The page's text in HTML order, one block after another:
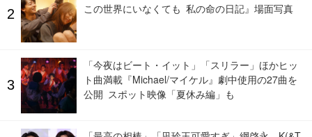
この世界にいなくても 私の命の日記』場面写真
「今夜はビート・イット」「スリラー」ほかヒッ
ト曲満載『Michael/マイケル』劇中使用の27曲を
公開 スポット映像「夏休み編」も